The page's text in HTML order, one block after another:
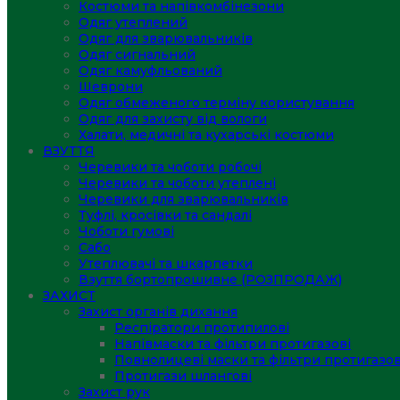
Костюми та напівкомбінезони
Одяг утеплений
Одяг для зварювальників
Одяг сигнальний
Одяг камуфльований
Шеврони
Одяг обмеженого терміну користування
Одяг для захисту від вологи
Халати, медичні та кухарські костюми
ВЗУТТЯ
Черевики та чоботи робочі
Черевики та чоботи утеплені
Черевики для зварювальників
Туфлі, кросівки та сандалі
Чоботи гумові
Сабо
Утеплювачі та шкарпетки
Взуття бортопрошивне (РОЗПРОДАЖ)
ЗАХИСТ
Захист органів дихання
Респіратори протипилові
Напівмаски та фільтри протигазові
Повнолицеві маски та фільтри
Протигази шлангові
Захист рук